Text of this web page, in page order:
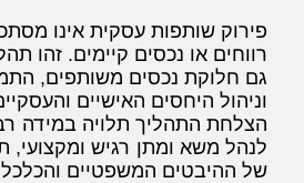
פירוק שותפות עסקית אינו
רווחים או נכסים קיימים. זהו
גם חלוקת נכסים משותפים,
וניהול היחסים האישיים
הצלחת התהליך תלויה במידה
לנהל משא ומתן רגיש ומקצועי,
של ההיבטים המשפטיים